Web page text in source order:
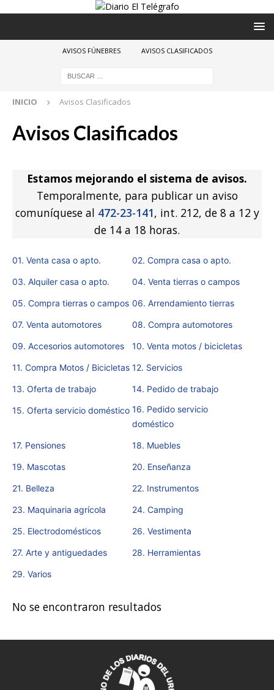
AVISOS FÚNEBRES AVISOS CLASIFICADOS
INICIO Avisos Clasificados
Avisos Clasificados
Estamos mejorando el sistema de avisos.
Temporalmente, para publicar un aviso
comuníquese al 472-23-141, int. 212, de 8 a 12 y
de 14 a 18 horas.
01. Venta casa o apto. 02. Compra casa o apto.
03. Alquiler casa o apto. 04. Venta tierras o campos
05. Compra tierras o campos 06. Arrendamiento tierras
07. Venta automotores 08. Compra automotores
09. Accesorios automotores 10. Venta motos / bicicletas
11. Compra Motos / Bicicletas 12. Servicios
13. Oferta de trabajo 14. Pedido de trabajo
15. Oferta servicio doméstico 16. Pedido servicio
doméstico
17. Pensiones 18. Muebles
19. Mascotas 20. Enseñanza
21. Belleza 22. Instrumentos
23. Maquinaria agrícola 24. Camping
25. Electrodomésticos 26. Vestimenta
27. Arte y antiguedades 28. Herramientas
29. Varios
No se encontraron resultados